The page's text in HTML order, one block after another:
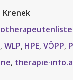
Krenek
, WLP, HPE, VÖPP,
, therapie-